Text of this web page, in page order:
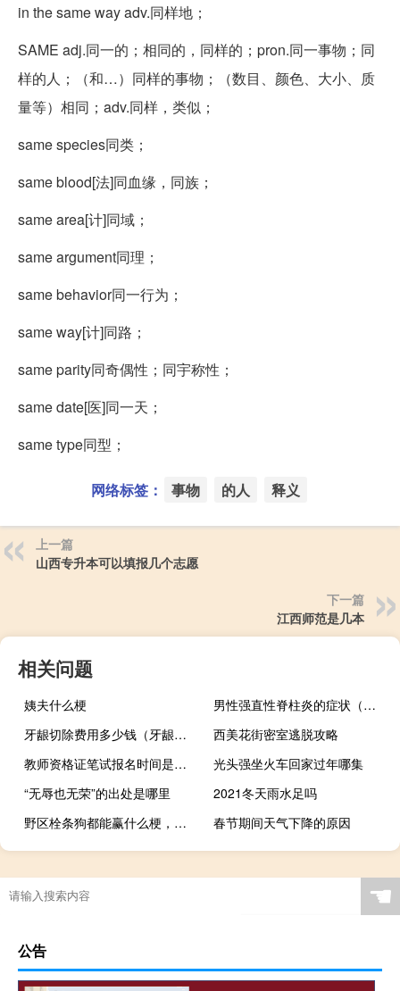
in the same way adv.同样地；
SAME adj.同一的；相同的，同样的；pron.同一事物；同
样的人；（和…）同样的事物；（数目、颜色、大小、质
量等）相同；adv.同样，类似；
same species同类；
same blood[法]同血缘，同族；
same area[计]同域；
same argument同理；
same behavior同一行为；
same way[计]同路；
same parity同奇偶性；同宇称性；
same date[医]同一天；
same type同型；
网络标签： 事物 的人 释义
上一篇
山西专升本可以填报几个志愿
下一篇
江西师范是几本
相关问题
姨夫什么梗
男性强直性脊柱炎的症状（男性强直性脊柱炎）
牙龈切除费用多少钱（牙龈切除术多少钱）
西美花街密室逃脱攻略
教师资格证笔试报名时间是什么时候
光头强坐火车回家过年哪集
“无辱也无荣”的出处是哪里
2021冬天雨水足吗
野区栓条狗都能赢什么梗，野区栓条狗都能赢是什么意思？什么梗
春节期间天气下降的原因
☚
公告